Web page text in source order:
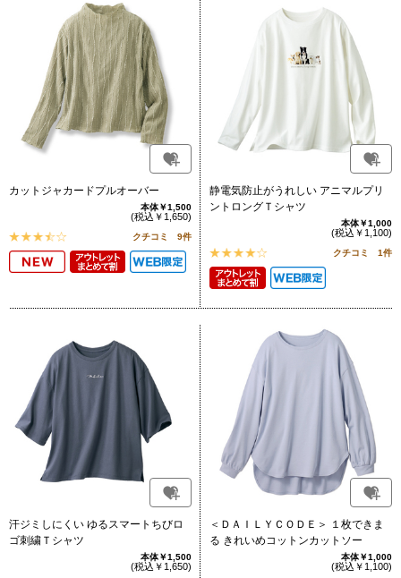
カットジャカードプルオーバー
本体￥1,500
(税込￥1,650)
クチコミ 9件
静電気防止がうれしい アニマルプリ
ントロングＴシャツ
本体￥1,000
(税込￥1,100)
クチコミ 1件
汗ジミしにくい ゆるスマートちびロ
ゴ刺繍Ｔシャツ
本体￥1,500
(税込￥1,650)
＜ＤＡＩＬＹＣＯＤＥ＞ １枚できま
る きれいめコットンカットソー
本体￥1,000
(税込￥1,100)